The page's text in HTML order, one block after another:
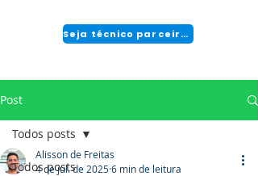
Seja técnico parceiro!
Post
Todos posts
Todos posts
Alisson de Freitas
4 de jul. de 20256 min de leitura